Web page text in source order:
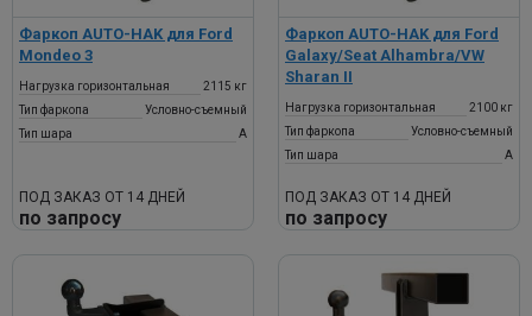
Фаркоп AUTO-HAK для Ford
Mondeo 3
Нагрузка горизонтальная
2115 кг
Тип фаркопа
Условно-съемный
Тип шара
A
ПОД ЗАКАЗ ОТ 14 ДНЕЙ
по запросу
Фаркоп AUTO-HAK для Ford
Galaxy/Seat Alhambra/VW
Sharan II
Нагрузка горизонтальная
2100 кг
Тип фаркопа
Условно-съемный
Тип шара
A
ПОД ЗАКАЗ ОТ 14 ДНЕЙ
по запросу